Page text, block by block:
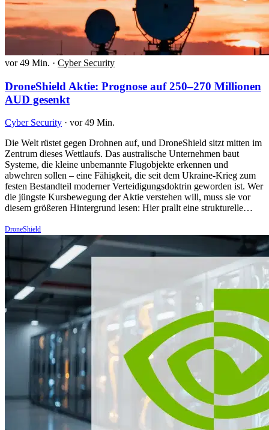
vor 49 Min. · Cyber Security
DroneShield Aktie: Prognose auf 250–270 Millionen
AUD gesenkt
Cyber Security · vor 49 Min.
Die Welt rüstet gegen Drohnen auf, und DroneShield sitzt mitten im
Zentrum dieses Wettlaufs. Das australische Unternehmen baut
Systeme, die kleine unbemannte Flugobjekte erkennen und
abwehren sollen – eine Fähigkeit, die seit dem Ukraine-Krieg zum
festen Bestandteil moderner Verteidigungsdoktrin geworden ist. Wer
die jüngste Kursbewegung der Aktie verstehen will, muss sie vor
diesem größeren Hintergrund lesen: Hier prallt eine strukturelle…
DroneShield